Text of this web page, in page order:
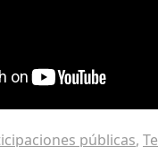
públicas,